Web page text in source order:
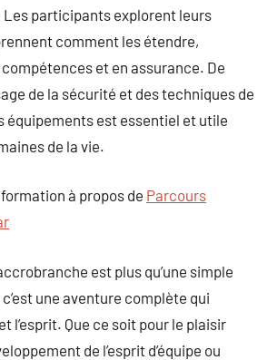
Les participants explorent leurs
comment les étendre,
et en assurance. De
de la sécurité et des techniques de
équipements est essentiel et utile
de la vie.
à propos de Parcours
est plus qu’une simple
une aventure complète qui
l’esprit. Que ce soit pour le plaisir
de l’esprit d’équipe ou